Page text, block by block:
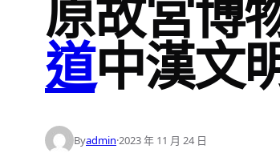
原故宮博
道中漢文
Byadmin·2023 年 11 月 24 日